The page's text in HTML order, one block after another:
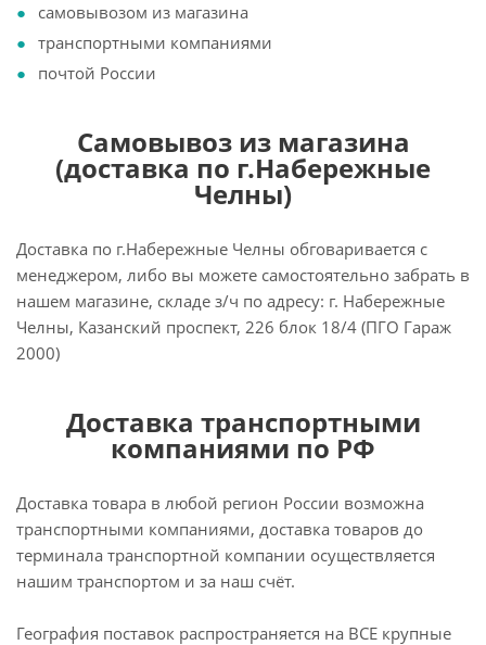
самовывозом из магазина
транспортными компаниями
почтой России
Самовывоз из магазина
(доставка по г.Набережные
Челны)
Доставка по г.Набережные Челны обговаривается с
менеджером, либо вы можете самостоятельно забрать в
нашем магазине, складе з/ч по адресу: г. Набережные
Челны, Казанский проспект, 226 блок 18/4 (ПГО Гараж
2000)
Доставка транспортными
компаниями по РФ
Доставка товара в любой регион России возможна
транспортными компаниями, доставка товаров до
терминала транспортной компании осуществляется
нашим транспортом и за наш счёт.
География поставок распространяется на ВСЕ крупные